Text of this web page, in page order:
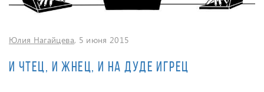
Юлия Нагайцева, 5 июня 2015
И чтец, и жнец, и на дуде игрец